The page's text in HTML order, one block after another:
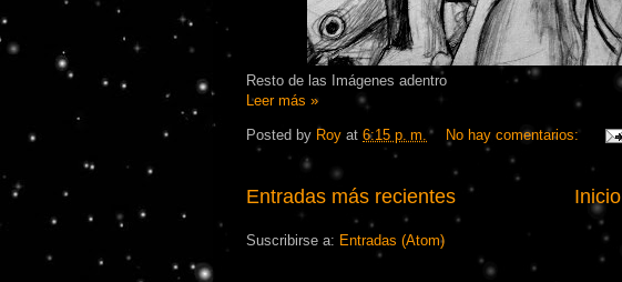
Resto de las Imágenes adentro
Leer más »
Posted by Roy at 6:15 p. m. No hay comentarios:
Entradas más recientes Inicio
Suscribirse a: Entradas (Atom)